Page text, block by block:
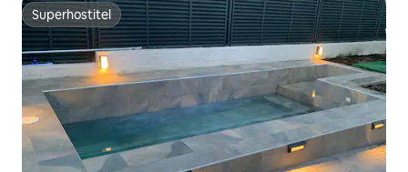
Superhostiteľ
Superhostiteľ